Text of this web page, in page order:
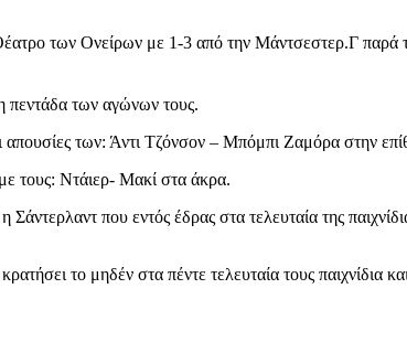
των Ονείρων με 1-3 από την Μάντσεστερ.Γ παρά
πεντάδα των αγώνων τους.
των: Άντι Τζόνσον – Μπόμπι Ζαμόρα στην
τους: Ντάιερ- Μακί στα άκρα.
που εντός έδρας στα τελευταία της
το μηδέν στα πέντε τελευταία τους παιχνίδια